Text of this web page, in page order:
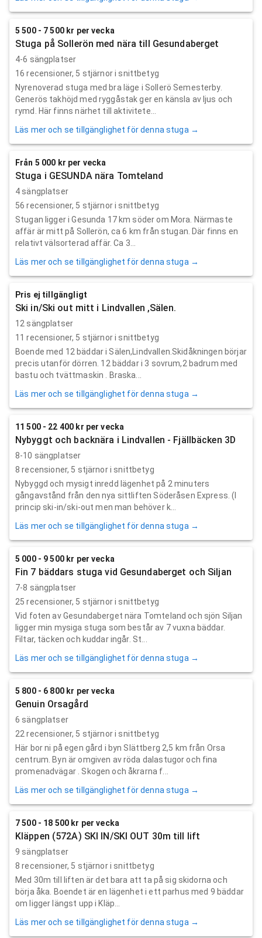
5 500 - 7 500 kr per vecka
Stuga på Sollerön med nära till Gesundaberget
4-6 sängplatser
16 recensioner, 5 stjärnor i snittbetyg
Nyrenoverad stuga med bra läge i Sollerö Semesterby.
Generös takhöjd med ryggåstak ger en känsla av ljus och
rymd. Här finns närhet till aktivitete...
Läs mer och se tillgänglighet för denna stuga →
Från 5 000 kr per vecka
Stuga i GESUNDA nära Tomteland
4 sängplatser
56 recensioner, 5 stjärnor i snittbetyg
Stugan ligger i Gesunda 17 km söder om Mora. Närmaste
affär är mitt på Sollerön, ca 6 km från stugan. Där finns en
relativt välsorterad affär. Ca 3...
Läs mer och se tillgänglighet för denna stuga →
Pris ej tillgängligt
Ski in/Ski out mitt i Lindvallen ,Sälen.
12 sängplatser
11 recensioner, 5 stjärnor i snittbetyg
Boende med 12 bäddar i Sälen,Lindvallen.Skidåkningen börjar
precis utanför dörren. 12 bäddar i 3 sovrum,2 badrum med
bastu och tvättmaskin . Braska...
Läs mer och se tillgänglighet för denna stuga →
11 500 - 22 400 kr per vecka
Nybyggt och backnära i Lindvallen - Fjällbäcken 3D
8-10 sängplatser
8 recensioner, 5 stjärnor i snittbetyg
Nybyggd och mysigt inredd lägenhet på 2 minuters
gångavstånd från den nya sittliften Söderåsen Express. (I
princip ski-in/ski-out men man behöver k...
Läs mer och se tillgänglighet för denna stuga →
5 000 - 9 500 kr per vecka
Fin 7 bäddars stuga vid Gesundaberget och Siljan
7-8 sängplatser
25 recensioner, 5 stjärnor i snittbetyg
Vid foten av Gesundaberget nära Tomteland och sjön Siljan
ligger min mysiga stuga som består av 7 vuxna bäddar.
Filtar, täcken och kuddar ingår. St...
Läs mer och se tillgänglighet för denna stuga →
5 800 - 6 800 kr per vecka
Genuin Orsagård
6 sängplatser
22 recensioner, 5 stjärnor i snittbetyg
Här bor ni på egen gård i byn Slättberg 2,5 km från Orsa
centrum. Byn är omgiven av röda dalastugor och fina
promenadvägar . Skogen och åkrarna f...
Läs mer och se tillgänglighet för denna stuga →
7 500 - 18 500 kr per vecka
Kläppen (572A) SKI IN/SKI OUT 30m till lift
9 sängplatser
8 recensioner, 5 stjärnor i snittbetyg
Med 30m till liften är det bara att ta på sig skidorna och
börja åka. Boendet är en lägenhet i ett parhus med 9 bäddar
om ligger längst upp i Kläp...
Läs mer och se tillgänglighet för denna stuga →